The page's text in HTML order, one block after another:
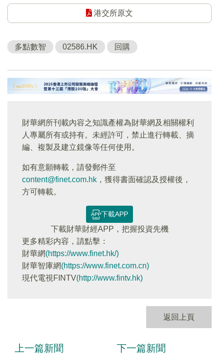
港交所原文
多點數智 02586.HK 回購
財華網所刊載內容之知識產權為財華網及相關權利
人專屬所有或持有。未經許可，禁止進行轉載、摘
編、複製及建立鏡像等任何使用。
如有意願轉載，請發郵件至
content@finet.com.hk ，獲得書面確認及授權後，
方可轉載。
下載APP
下載財華財經APP，把握投資先機
更多精彩内容，請點擊：
財華網(https://www.finet.hk/)
財華智庫網(https://www.finet.com.cn)
現代電視FINTV(http://www.fintv.hk)
返回上頁
上一篇新聞 下一篇新聞